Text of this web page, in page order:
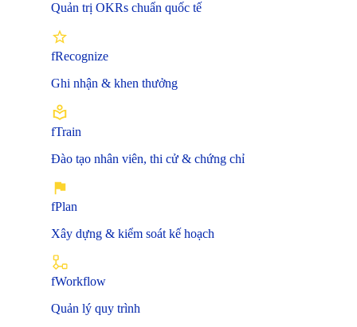
Quản trị OKRs chuẩn quốc tế
fRecognize
Ghi nhận & khen thưởng
fTrain
Đào tạo nhân viên, thi cử & chứng chỉ
fPlan
Xây dựng & kiểm soát kế hoạch
fWorkflow
Quản lý quy trình